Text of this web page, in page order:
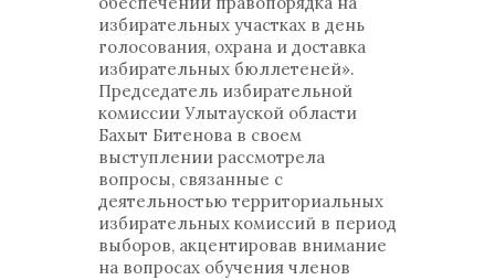
избирательных участках в день
голосования, охрана и доставка
избирательных бюллетеней».
Председатель избирательной
комиссии Улытауской области
Бахыт Битенова в своем
выступлении рассмотрела
вопросы, связанные с
деятельностью территориальных
избирательных комиссий в период
выборов, акцентировав внимание
на вопросах обучения членов